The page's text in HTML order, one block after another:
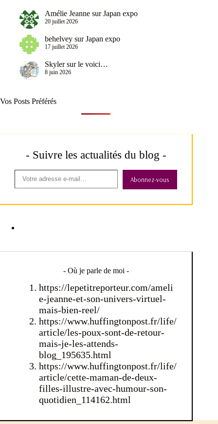
Amélie Jeanne surJapan expo
20 juillet 2026
behelvey surJapan expo
17 juillet 2026
Skylersurle voici…
8 juin 2026
Vos Posts Préférés
- Suivre les actualités du blog -
Abonnez-vous
- Où je parle de moi -
https://lepetitreporteur.com/ameli
e-jeanne-et-son-univers-virtuel-
mais-bien-reel/
https://www.huffingtonpost.fr/life/
article/les-poux-sont-de-retour-
mais-je-les-attends-
blog_195635.html
https://www.huffingtonpost.fr/life/
article/cette-maman-de-deux-
filles-illustre-avec-humour-son-
quotidien_114162.html